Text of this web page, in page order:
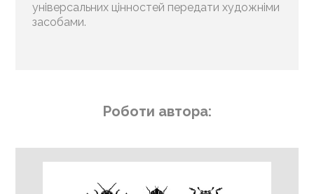
універсальних цінностей передати художніми
засобами.
Роботи автора: